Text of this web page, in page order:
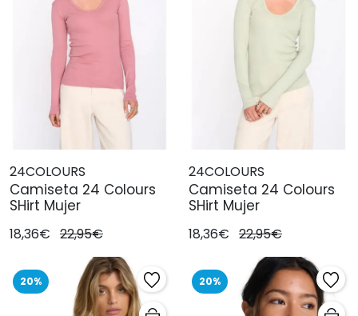
24COLOURS
Camiseta 24 Colours
SHirt Mujer
18,36€ 22,95€
24COLOURS
Camiseta 24 Colours
SHirt Mujer
18,36€ 22,95€
20% 20%